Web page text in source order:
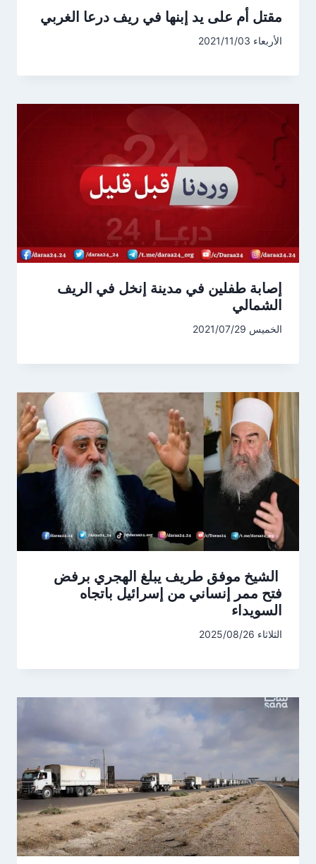
مقتل أم على يد إبنها في ريف درعا الغربي
الأربعاء 2021/11/03
إصابة طفلين في مدينة إنخل في الريف
الشمالي
الخميس 2021/07/29
الشيخ موفق طريف يبلغ الهجري برفض
فتح ممر إنساني من إسرائيل باتجاه
السويداء
الثلاثاء 2025/08/26